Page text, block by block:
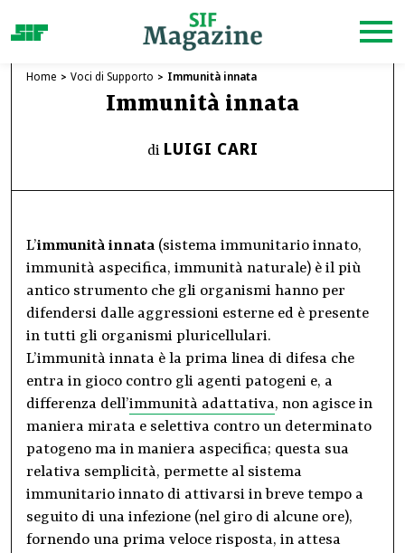
Home Voci di Supporto Immunità innata
Immunità innata
di LUIGI CARI
L’immunità innata (sistema immunitario innato,
immunità aspecifica, immunità naturale) è il più
antico strumento che gli organismi hanno per
difendersi dalle aggressioni esterne ed è presente
in tutti gli organismi pluricellulari.
L’immunità innata è la prima linea di difesa che
entra in gioco contro gli agenti patogeni e, a
differenza dell’immunità adattativa, non agisce in
maniera mirata e selettiva contro un determinato
patogeno ma in maniera aspecifica; questa sua
relativa semplicità, permette al sistema
immunitario innato di attivarsi in breve tempo a
seguito di una infezione (nel giro di alcune ore),
fornendo una prima veloce risposta, in attesa